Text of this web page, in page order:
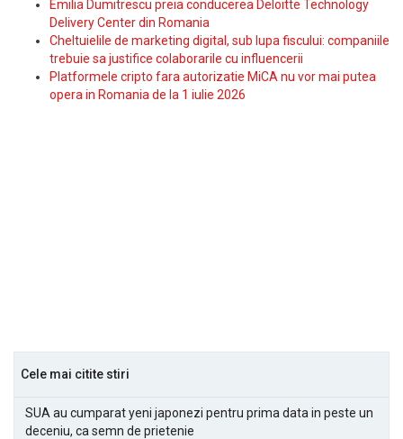
Emilia Dumitrescu preia conducerea Deloitte Technology
Delivery Center din Romania
Cheltuielile de marketing digital, sub lupa fiscului: companiile
trebuie sa justifice colaborarile cu influencerii
Platformele cripto fara autorizatie MiCA nu vor mai putea
opera in Romania de la 1 iulie 2026
Cele mai citite stiri
SUA au cumparat yeni japonezi pentru prima data in peste un
deceniu, ca semn de prietenie